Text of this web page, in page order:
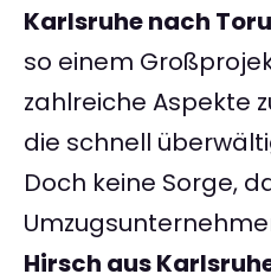
Karlsruhe nach
so einem
zahlreiche Aspekte
die schnell
Doch keine Sorge,
Hirsch aus